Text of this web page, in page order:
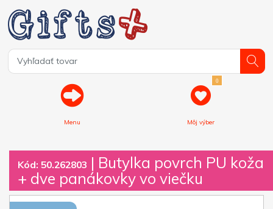
Menu
0
Môj výber
Kód: 50.262803 | Butylka povrch PU koža
+ dve panákovky vo viečku